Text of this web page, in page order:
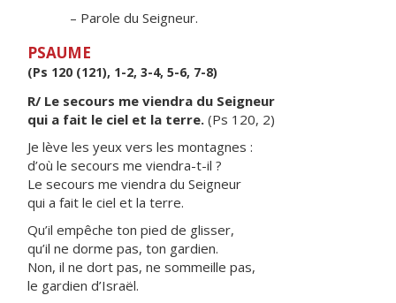
– Parole du Seigneur.
PSAUME
(Ps 120 (121), 1-2, 3-4, 5-6, 7-8)
R/ Le secours me viendra du Seigneur
qui a fait le ciel et la terre. (Ps 120, 2)
Je lève les yeux vers les montagnes :
d’où le secours me viendra-t-il ?
Le secours me viendra du Seigneur
qui a fait le ciel et la terre.
Qu’il empêche ton pied de glisser,
qu’il ne dorme pas, ton gardien.
Non, il ne dort pas, ne sommeille pas,
le gardien d’Israël.